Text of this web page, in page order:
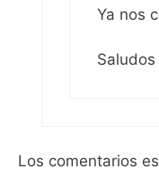
Ya nos
Saludos
Los comentarios